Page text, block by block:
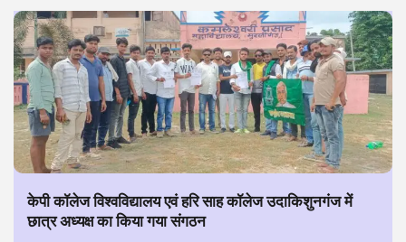
केपी कॉलेज विश्वविद्यालय एवं हरि साह कॉलेज उदाकिशुनगंज में
छात्र अध्यक्ष का किया गया संगठन